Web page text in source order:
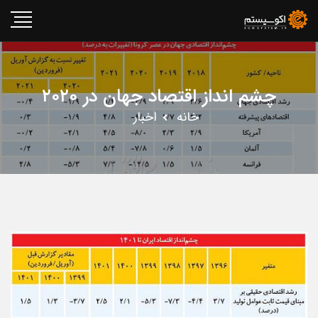
چشم ‌انداز اقتصاد جهان در ۲۰۲۰
خانه اخبار